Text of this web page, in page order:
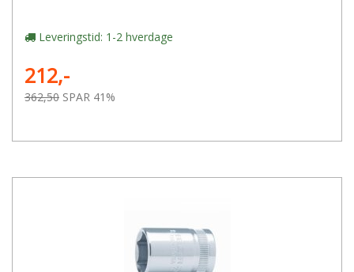
Leveringstid: 1-2 hverdage
212,-
362,50 SPAR 41%